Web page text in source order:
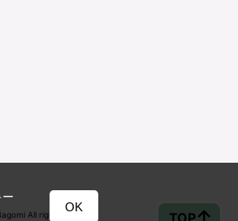
All rights reserved TOP
OK